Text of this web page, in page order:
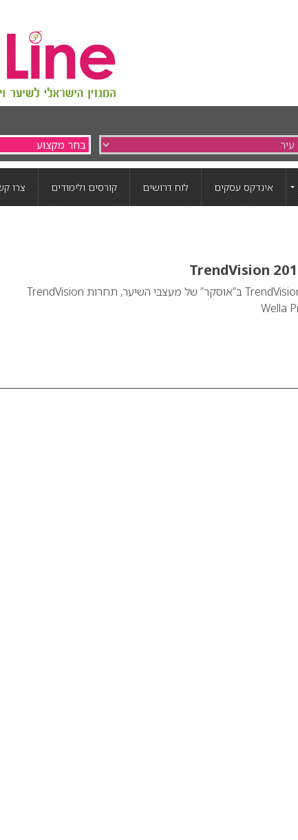
אינדקס עסקים לוח דרושים קורסים ולימודים צרו
הזוכים בתחרות TrendVision 2017 ב”אוסקר” של מעצבי השיער, תחרות TrendVision